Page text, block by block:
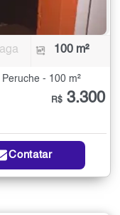
100 m²
- 100 m²
R$ 3.300
Contatar